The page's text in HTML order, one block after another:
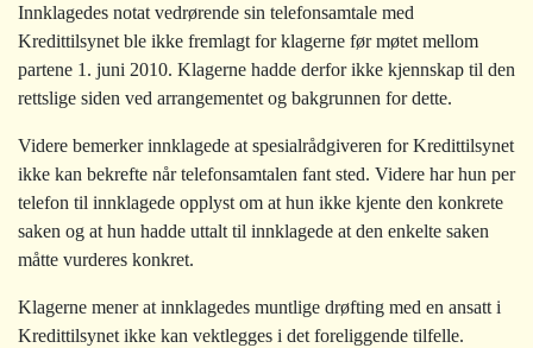
Innklagedes notat vedrørende sin telefonsamtale med
Kredittilsynet ble ikke fremlagt for klagerne før møtet mellom
partene 1. juni 2010. Klagerne hadde derfor ikke kjennskap til den
rettslige siden ved arrangementet og bakgrunnen for dette.
Videre bemerker innklagede at spesialrådgiveren for Kredittilsynet
ikke kan bekrefte når telefonsamtalen fant sted. Videre har hun per
telefon til innklagede opplyst om at hun ikke kjente den konkrete
saken og at hun hadde uttalt til innklagede at den enkelte saken
måtte vurderes konkret.
Klagerne mener at innklagedes muntlige drøfting med en ansatt i
Kredittilsynet ikke kan vektlegges i det foreliggende tilfelle.